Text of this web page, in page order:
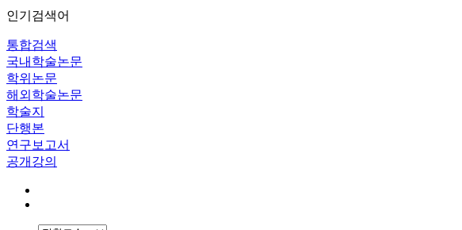
인기검색어
통합검색
국내학술논문
학위논문
해외학술논문
학술지
단행본
연구보고서
공개강의